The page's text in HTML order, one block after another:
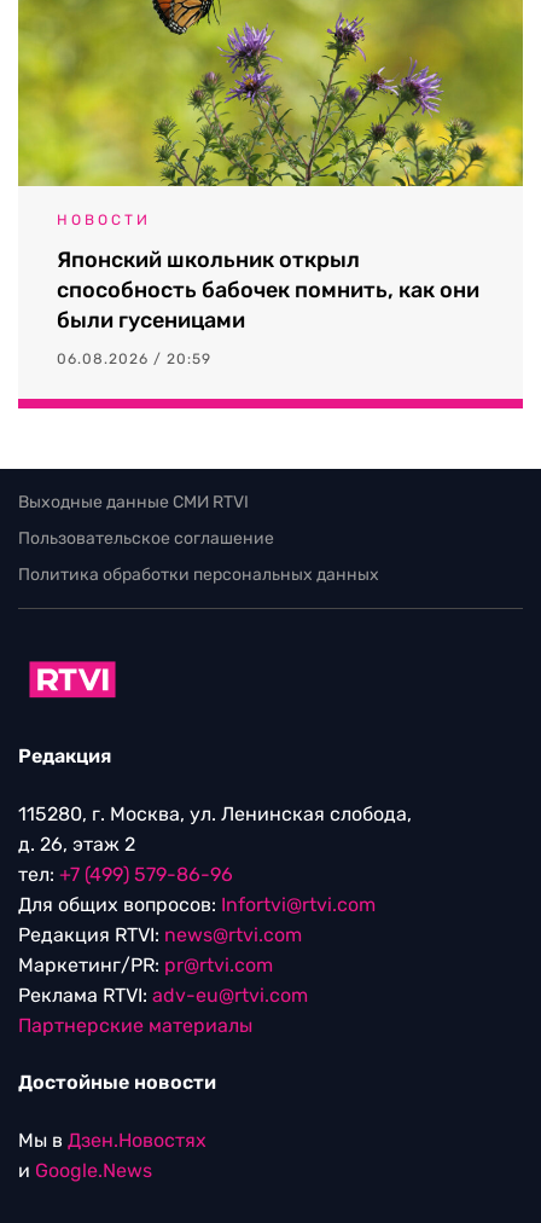
НОВОСТИ
Японский школьник открыл
способность бабочек помнить, как они
были гусеницами
06.08.2026 / 20:59
Выходные данные СМИ RTVI
Пользовательское соглашение
Политика обработки персональных данных
Редакция
115280, г. Москва, ул. Ленинская слобода,
д. 26, этаж 2
тел: +7 (499) 579-86-96
Для общих вопросов: Infortvi@rtvi.com
Редакция RTVI: news@rtvi.com
Маркетинг/PR: pr@rtvi.com
Реклама RTVI: adv-eu@rtvi.com
Партнерские материалы
Достойные новости
Мы в Дзен.Новостях
и Google.News